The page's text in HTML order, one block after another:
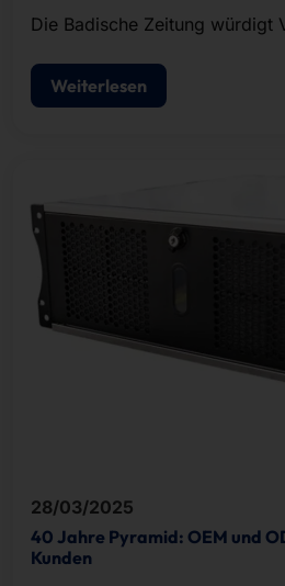
Die Badische Zeitung würdigt
Artikel.
Weiterlesen
28/03/2025
40 Jahre Pyramid: OEM und
Kunden